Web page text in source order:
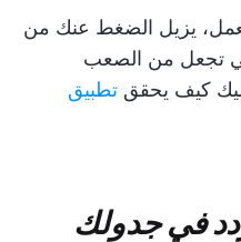
يزيل الضغط عنك من
تجعل من الصعب
كيف يحقق تطبيق
في جدولك